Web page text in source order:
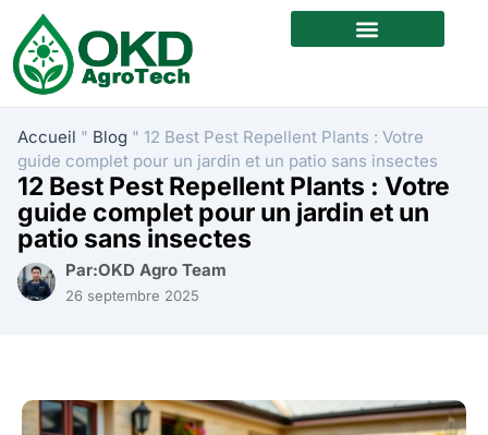
Accueil " Blog " 12 Best Pest Repellent Plants : Votre
guide complet pour un jardin et un patio sans insectes
12 Best Pest Repellent Plants : Votre
guide complet pour un jardin et un
patio sans insectes
Par:OKD Agro Team
26 septembre 2025